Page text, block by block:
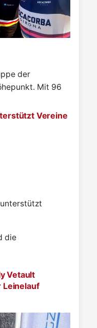
der
Mit 96
Vereine
die
Vetault
Leinelauf